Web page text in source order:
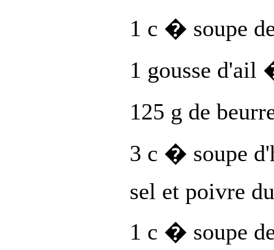
1 c � soupe
1 gousse
125 g de
3 c � soupe
sel et poivre
1 c � soupe